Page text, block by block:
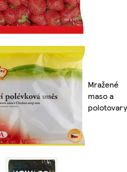
Mražené
maso a
polotovary